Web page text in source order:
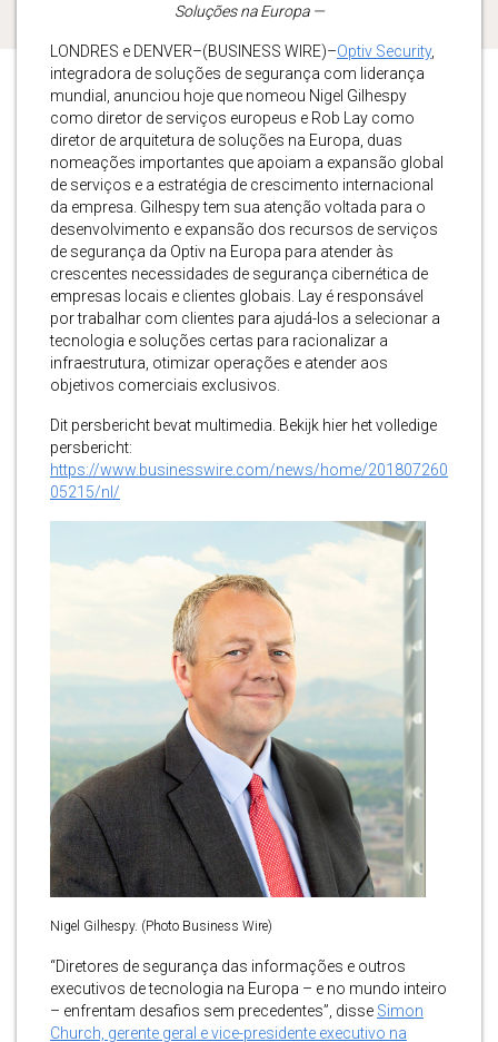
Soluções na Europa —
LONDRES e DENVER–(BUSINESS WIRE)–Optiv Security,
integradora de soluções de segurança com liderança
mundial, anunciou hoje que nomeou Nigel Gilhespy
como diretor de serviços europeus e Rob Lay como
diretor de arquitetura de soluções na Europa, duas
nomeações importantes que apoiam a expansão global
de serviços e a estratégia de crescimento internacional
da empresa. Gilhespy tem sua atenção voltada para o
desenvolvimento e expansão dos recursos de serviços
de segurança da Optiv na Europa para atender às
crescentes necessidades de segurança cibernética de
empresas locais e clientes globais. Lay é responsável
por trabalhar com clientes para ajudá-los a selecionar a
tecnologia e soluções certas para racionalizar a
infraestrutura, otimizar operações e atender aos
objetivos comerciais exclusivos.
Dit persbericht bevat multimedia. Bekijk hier het volledige
persbericht:
https://www.businesswire.com/news/home/201807260
05215/nl/
Nigel Gilhespy. (Photo Business Wire)
“Diretores de segurança das informações e outros
executivos de tecnologia na Europa – e no mundo inteiro
– enfrentam desafios sem precedentes”, disse Simon
Church, gerente geral e vice-presidente executivo na